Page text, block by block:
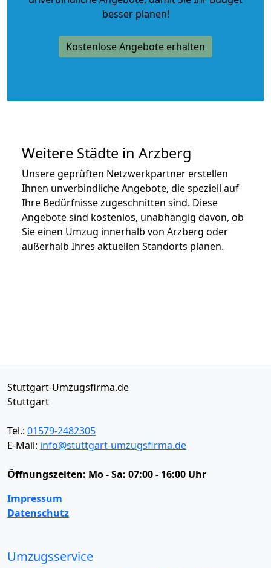
besser planen!
Kostenlose Angebote erhalten
Weitere Städte in Arzberg
Unsere geprüften Netzwerkpartner erstellen
Ihnen unverbindliche Angebote, die speziell auf
Ihre Bedürfnisse zugeschnitten sind. Diese
Angebote sind kostenlos, unabhängig davon, ob
Sie einen Umzug innerhalb von Arzberg oder
außerhalb Ihres aktuellen Standorts planen.
Stuttgart-Umzugsfirma.de
Stuttgart
Tel.: 01579-2482305
E-Mail: info@stuttgart-umzugsfirma.de
Öffnungszeiten: Mo - Sa: 07:00 - 16:00 Uhr
Impressum
Datenschutz
Umzugsservice